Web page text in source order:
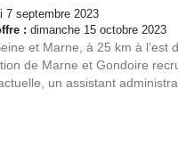
7 septembre 2023
: dimanche 15 octobre 2023
et Marne, à 25 km à l’est
de Marne et Gondoire
un assistant